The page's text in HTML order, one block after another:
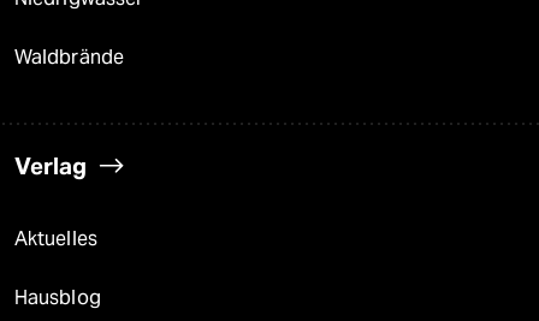
Waldbrände
Verlag
Aktuelles
Hausblog